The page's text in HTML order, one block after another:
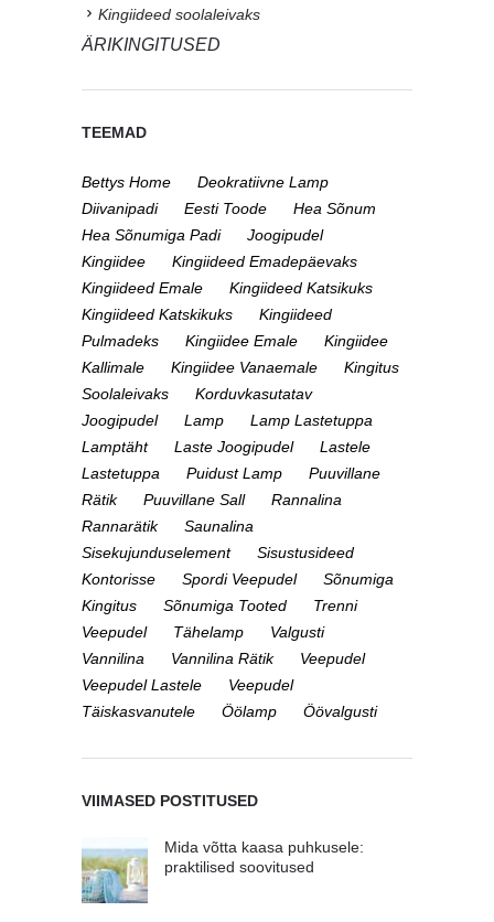
Kingiideed soolaleivaks
ÄRIKINGITUSED
TEEMAD
Bettys Home
Deokratiivne Lamp
Diivanipadi
Eesti Toode
Hea Sõnum
Hea Sõnumiga Padi
Joogipudel
Kingiidee
Kingiideed Emadepäevaks
Kingiideed Emale
Kingiideed Katsikuks
Kingiideed Katskikuks
Kingiideed
Pulmadeks
Kingiidee Emale
Kingiidee
Kallimale
Kingiidee Vanaemale
Kingitus
Soolaleivaks
Korduvkasutatav
Joogipudel
Lamp
Lamp Lastetuppa
Lamptäht
Laste Joogipudel
Lastele
Lastetuppa
Puidust Lamp
Puuvillane
Rätik
Puuvillane Sall
Rannalina
Rannarätik
Saunalina
Sisekujunduselement
Sisustusideed
Kontorisse
Spordi Veepudel
Sõnumiga
Kingitus
Sõnumiga Tooted
Trenni
Veepudel
Tähelamp
Valgusti
Vannilina
Vannilina Rätik
Veepudel
Veepudel Lastele
Veepudel
Täiskasvanutele
Öölamp Öövalgusti
VIIMASED POSTITUSED
Mida võtta kaasa puhkusele:
praktilised soovitused